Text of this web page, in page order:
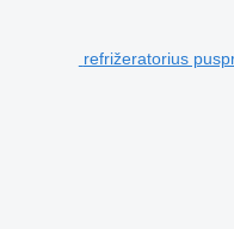
refrižeratorius